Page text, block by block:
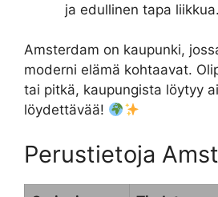
ja edullinen tapa liikkua.
Amsterdam on kaupunki,
moderni elämä kohtaavat.
tai pitkä, kaupungista löytyy
löydettävää!
Perustietoja